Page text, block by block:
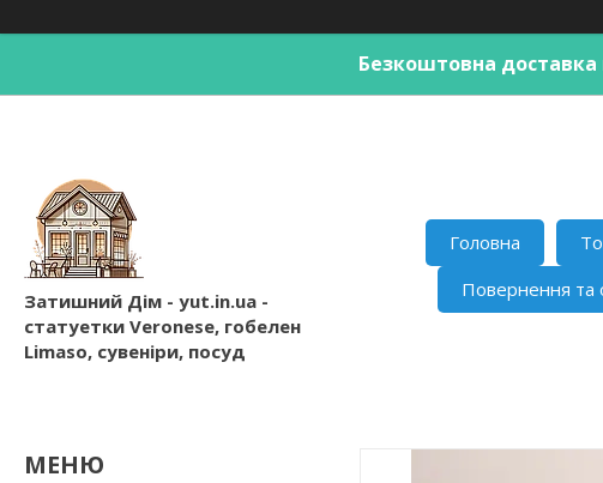
Безкоштовна доставка
Затишний Дім - yut.in.ua -
статуетки Veronese, гобелен
Limaso, сувеніри, посуд
Головна
Повернення та